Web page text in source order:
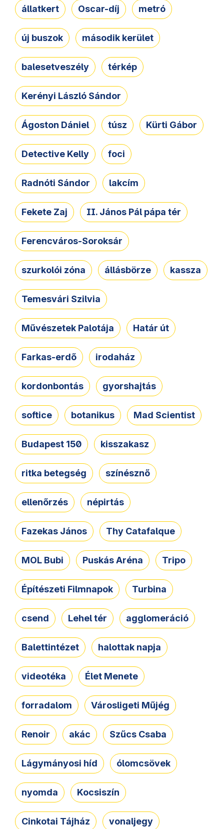
állatkert Oscar-díj metró
új buszok második kerület
balesetveszély térkép
Kerényi László Sándor
Ágoston Dániel túsz Kürti Gábor
Detective Kelly foci
Radnóti Sándor lakcím
Fekete Zaj II. János Pál pápa tér
Ferencváros-Soroksár
szurkolói zóna állásbörze kassza
Temesvári Szilvia
Művészetek Palotája Határ út
Farkas-erdő irodaház
kordonbontás gyorshajtás
softice botanikus Mad Scientist
Budapest 150 kisszakasz
ritka betegség színésznő
ellenőrzés népirtás
Fazekas János Thy Catafalque
MOL Bubi Puskás Aréna Tripo
Építészeti Filmnapok Turbina
csend Lehel tér agglomeráció
Balettintézet halottak napja
videotéka Élet Menete
forradalom Városligeti Műjég
Renoir akác Szűcs Csaba
Lágymányosi híd ólomcsövek
nyomda Kocsiszín
Cinkotai Tájház vonaljegy